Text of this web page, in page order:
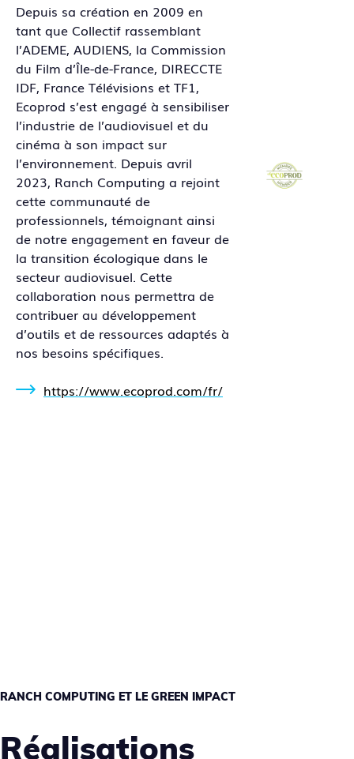
Depuis sa création en 2009 en
tant que Collectif rassemblant
l’ADEME, AUDIENS, la Commission
du Film d’Île-de-France, DIRECCTE
IDF, France Télévisions et TF1,
Ecoprod s’est engagé à sensibiliser
l’industrie de l’audiovisuel et du
cinéma à son impact sur
l’environnement. Depuis avril
2023, Ranch Computing a rejoint
cette communauté de
professionnels, témoignant ainsi
de notre engagement en faveur de
la transition écologique dans le
secteur audiovisuel. Cette
collaboration nous permettra de
contribuer au développement
d’outils et de ressources adaptés à
nos besoins spécifiques.
https://www.ecoprod.com/fr/
RANCH COMPUTING ET LE GREEN IMPACT
Réalisations